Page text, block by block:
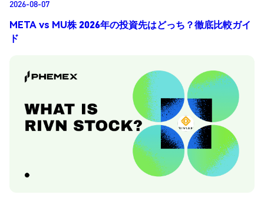
2026-08-07
META vs MU株 2026年の投資先はどっち？徹底比較ガイ
ド